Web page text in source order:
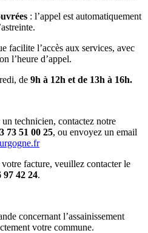
: l’appel est automatiquement
facilite l’accès aux services, avec
l’heure d’appel.
de 9h à 12h et de 13h à 16h.
technicien, contactez notre
73 51 00 25, ou envoyez un email
facture, veuillez contacter le
97 42 24.
concernant l’assainissement
votre commune.